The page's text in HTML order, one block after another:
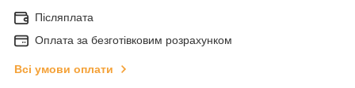
Післяплата
Оплата за безготівковим розрахунком
Всі умови оплати